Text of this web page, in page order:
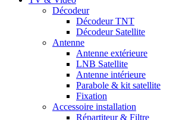
Décodeur
Décodeur TNT
Décodeur Satellite
Antenne
Antenne extérieure
LNB Satellite
Antenne intérieure
Parabole & kit satellite
Fixation
Accessoire installation
Répartiteur & Filtre